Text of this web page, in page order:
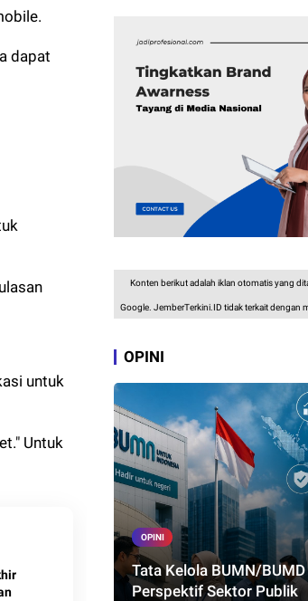
dapat
untuk
Untuk
Konten berikut adalah iklan otomatis yang
Google. JemberTerkini.ID tidak terkait dengan
OPINI
OPINI
Tata Kelola BUMN/
Perspektif Sektor Publik